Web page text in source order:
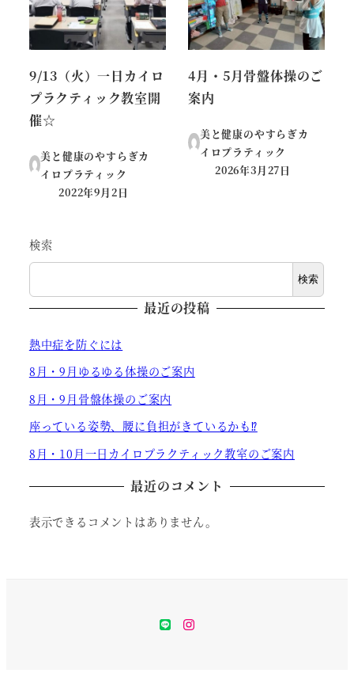
9/13（火）一日カイロ
プラクティック教室開
催☆
美と健康のやすらぎカ
イロプラティック
投稿日
2022年9月2日
4月・5月骨盤体操のご
案内
美と健康のやすらぎカ
イロプラティック
投稿日
2026年3月27日
検索
検索
最近の投稿
熱中症を防ぐには
8月・9月ゆるゆる体操のご案内
8月・9月骨盤体操のご案内
座っている姿勢、腰に負担がきているかも⁉
8月・10月一日カイロプラクティック教室のご案内
最近のコメント
表示できるコメントはありません。